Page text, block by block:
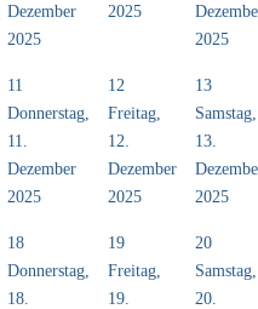
Dezember
2025
2025
2025
11
Donnerstag,
11.
Dezember
2025
12
Freitag,
12.
Dezember
2025
13
Samstag,
13.
2025
18
Donnerstag,
18.
19
Freitag,
19.
20
Samstag,
20.